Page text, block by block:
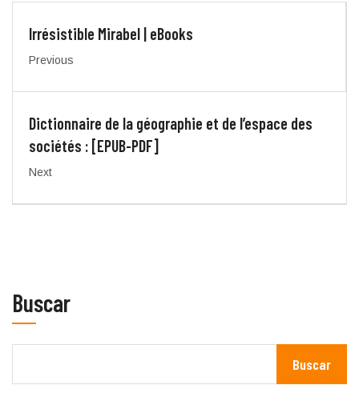
Irrésistible Mirabel | eBooks
Previous
Dictionnaire de la géographie et de l’espace des
sociétés : [EPUB-PDF]
Next
Buscar
Buscar